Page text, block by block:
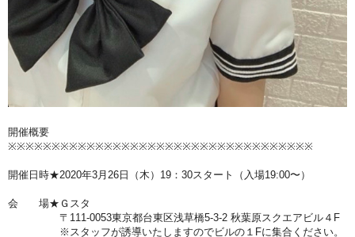
開催概要
※※※※※※※※※※※※※※※※※※※※※※※※※※※※※※※※※※※
開催日時★2020年3月26日（木）19：30スタート（入場19:00〜）
会 場★ Ｇスタ
〒111-0053東京都台東区浅草橋5-3-2 秋葉原スクエアビル４F
※スタッフが誘導いたしますのでビルの１Fに集合ください。